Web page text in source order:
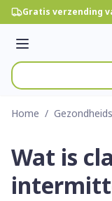
Ga naar de inhoud
Gratis verzending
Menu
Product, merk,
Home /
Wat is